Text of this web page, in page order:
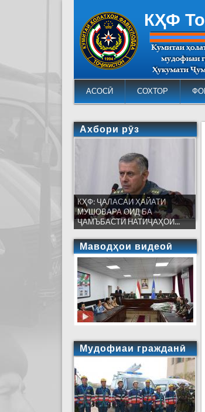
КҲФ
АСОСӢ СОХТОР
Ахбори рӯз
КҲФ: ҶАЛАСАИ ҲАЙАТИ
МУШОВАРА ОИД БА
ҶАМЪБАСТИ НАТИҶАҲОИ...
Маводҳои видеоӣ
Мудофиаи гражданӣ